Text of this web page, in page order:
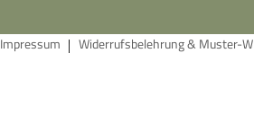
Impressum Widerrufsbelehrung & Muster-